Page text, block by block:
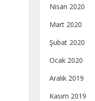
Nisan 2020
Mart 2020
Şubat 2020
Ocak 2020
Aralık 2019
Kasım 2019